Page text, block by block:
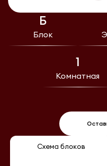
Б
Блок
1
Комнатная
Схема блоков